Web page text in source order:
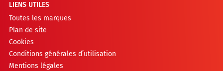
LIENS UTILES
Toutes les marques
Plan de site
Cookies
Conditions générales d’utilisation
Mentions légales